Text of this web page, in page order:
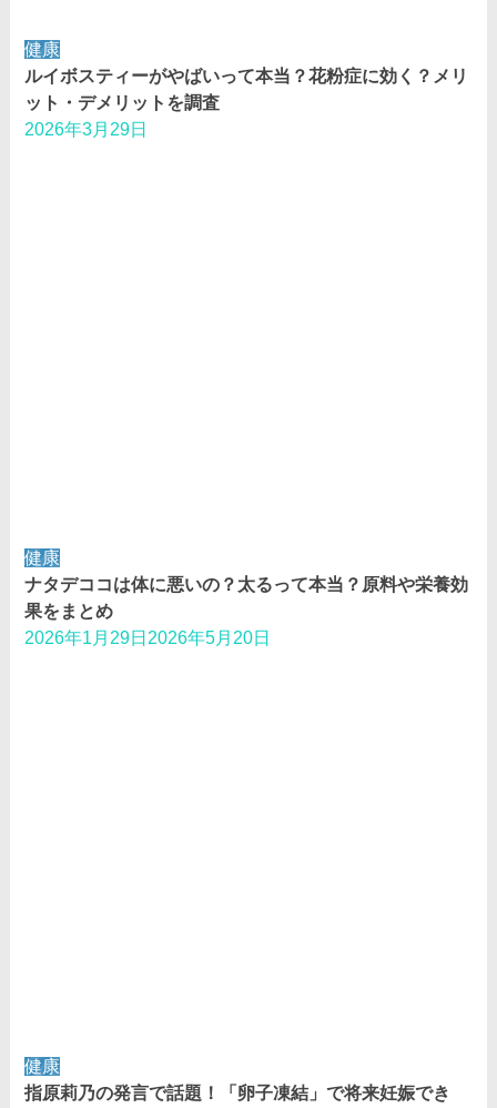
健康
ルイボスティーがやばいって本当？花粉症に効く？メリ
ット・デメリットを調査
2026年3月29日
健康
ナタデココは体に悪いの？太るって本当？原料や栄養効
果をまとめ
2026年1月29日 2026年5月20日
健康
指原莉乃の発言で話題！「卵子凍結」で将来妊娠でき